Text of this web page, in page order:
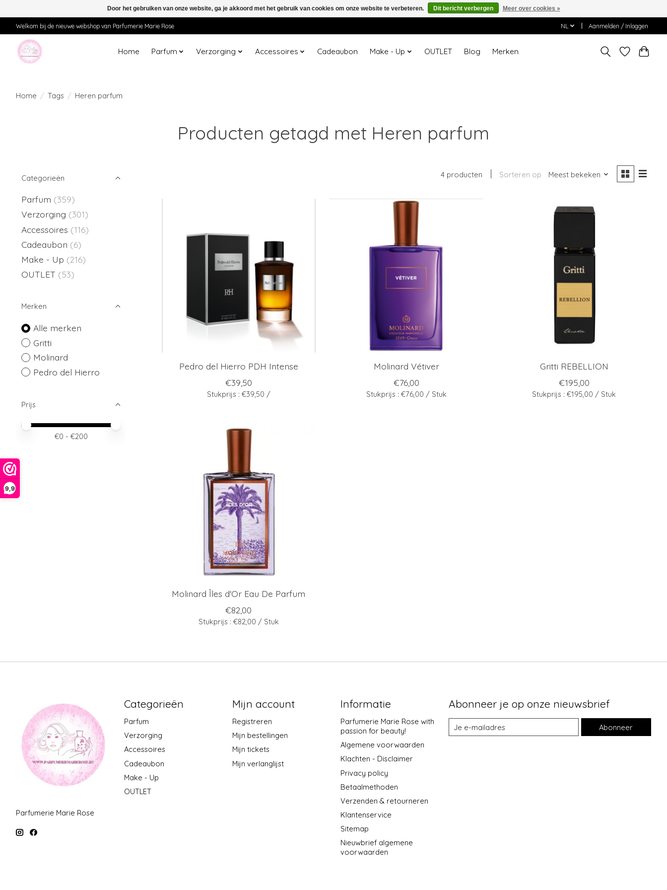
9,9
Welkom bij de nieuwe webshop van Parfumerie Marie Rose NL Aanmelden / Inloggen
Home Parfum Verzorging Accessoires Cadeaubon Make - Up OUTLET Blog Merken
Home / Tags / Heren parfum
Producten getagd met Heren parfum
Categorieën
Parfum (359)
Verzorging (301)
Accessoires (116)
Cadeaubon (6)
Make - Up (216)
OUTLET (53)
Merken
Alle merken
Gritti
Molinard
Pedro del Hierro
Prijs
Minimale prijswaarde
Price maximum value
€0 - €200
4 producten Sorteren op Meest bekeken
Pedro del Hierro PDH Intense
€39,50
Stukprijs : €39,50 /
Molinard Vétiver
€76,00
Stukprijs : €76,00 / Stuk
Gritti REBELLION
€195,00
Stukprijs : €195,00 / Stuk
Molinard Îles d'Or Eau De Parfum
€82,00
Stukprijs : €82,00 / Stuk
Parfumerie Marie Rose
Categorieën
Parfum
Verzorging
Accessoires
Cadeaubon
Make - Up
OUTLET
Mijn account
Registreren
Mijn bestellingen
Mijn tickets
Mijn verlanglijst
Informatie
Parfumerie Marie Rose with
passion for beauty!
Algemene voorwaarden
Klachten - Disclaimer
Privacy policy
Betaalmethoden
Verzenden & retourneren
Klantenservice
Sitemap
Nieuwbrief algemene
voorwaarden
Abonneer je op onze nieuwsbrief
Abonneer
Door het gebruiken van onze website, ga je akkoord met het gebruik van cookies om onze website te verbeteren. Dit bericht verbergen Meer over cookies »